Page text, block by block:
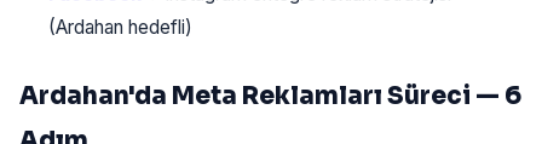
(Ardahan hedefli)
Ardahan'da Meta Reklamları Süreci — 6